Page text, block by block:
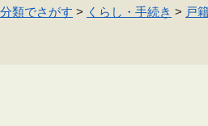
分類でさがす > くらし・手続き > 戸